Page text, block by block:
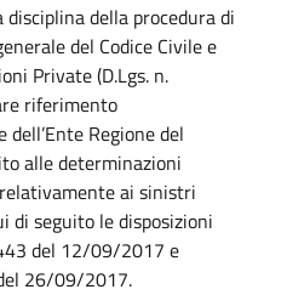
della procedura di
del Codice Civile e
Private (D.Lgs. n.
riferimento
Regione del
alle determinazioni
ai sinistri
di seguito le disposizioni
del 12/09/2017 e
26/09/2017.